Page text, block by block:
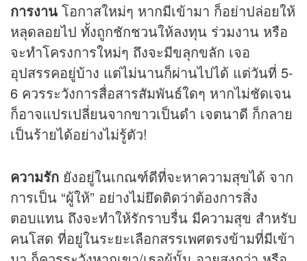
การงาน โอกาสใหม่ๆ หากมีเข้ามา ก็อย่าปล่อยให้
หลุดลอยไป ทั้งถูกชักชวนให้ลงทุน ร่วมงาน หรือ
จะทำโครงการใหม่ๆ ถึงจะมีขลุกขลัก เจอ
อุปสรรคอยู่บ้าง แต่ไม่นานก็ผ่านไปได้ แต่วันที่ 5-
6 ควรระวังการสื่อสารสัมพันธ์ใดๆ หากไม่ชัดเจน
ก็อาจแปรเปลี่ยนจากขาวเป็นดำ เจตนาดี ก็กลาย
เป็นร้ายได้อย่างไม่รู้ตัว!
ความรัก ยังอยู่ในเกณฑ์ดีที่จะหาความสุขได้ จาก
การเป็น “ผู้ให้” อย่างไม่ยึดติดว่าต้องการสิ่ง
ตอบแทน ถึงจะทำให้รักราบรื่น มีความสุข สำหรับ
คนโสด ที่อยู่ในระยะเลือกสรรเพศตรงข้ามที่มีเข้า